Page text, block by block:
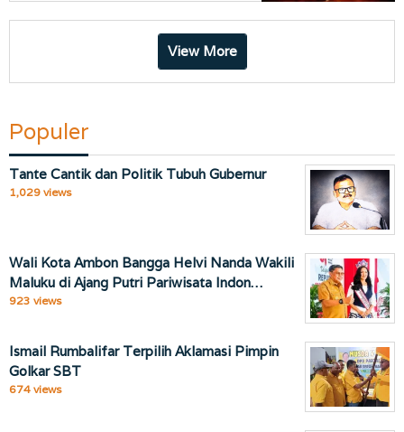
View More
Populer
Tante Cantik dan Politik Tubuh Gubernur
1,029 views
Wali Kota Ambon Bangga Helvi Nanda Wakili
Maluku di Ajang Putri Pariwisata Indon…
923 views
Ismail Rumbalifar Terpilih Aklamasi Pimpin
Golkar SBT
674 views